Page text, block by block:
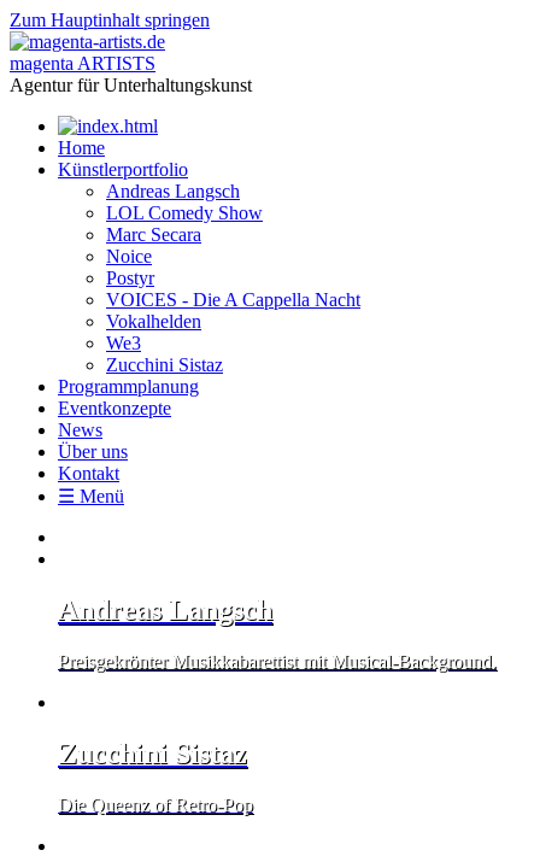
Zum Hauptinhalt springen
magenta ARTISTS
Agentur für Unterhaltungskunst
Home
Künstlerportfolio
Andreas Langsch
LOL Comedy Show
Marc Secara
Noice
Postyr
VOICES - Die A Cappella Nacht
Vokalhelden
We3
Zucchini Sistaz
Programmplanung
Eventkonzepte
News
Über uns
Kontakt
☰ Menü
Andreas Langsch
Preisgekrönter Musikkabarettist mit Musical-Background.
Zucchini Sistaz
Die Queenz of Retro-Pop